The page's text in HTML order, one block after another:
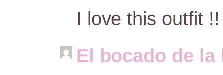
I love this outfit !!
El bocado de la